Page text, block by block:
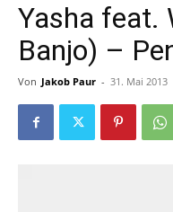
Yasha feat.
Banjo) –
Von Jakob Paur - 31. Mai 2013